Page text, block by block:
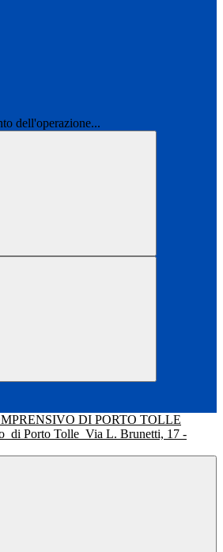
dell'operazione...
di Porto Tolle Via L. Brunetti, 17 -